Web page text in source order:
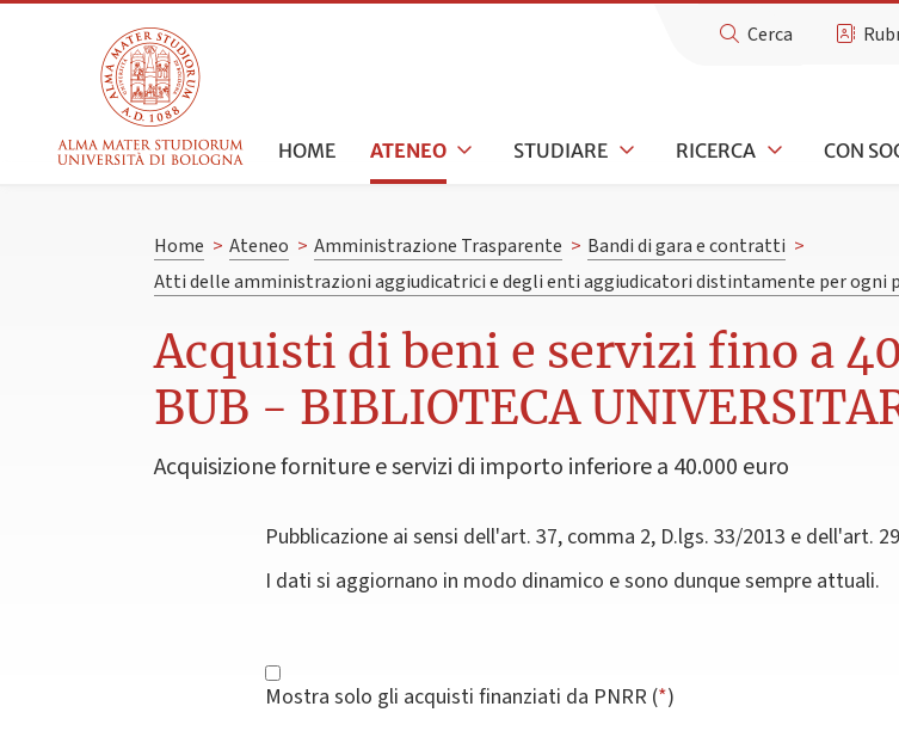
Cerca
HOME ATENEO STUDIARE RICERCA CON
Home > Ateneo > Amministrazione Trasparente > Bandi di gara e contratti >
Atti delle amministrazioni aggiudicatrici e degli enti aggiudicatori distintamente per ogni
Acquisti di beni e servizi fino a
BUB - BIBLIOTECA
Acquisizione forniture e servizi di importo inferiore a 40.000 euro
Pubblicazione ai sensi dell'art. 37, comma 2, D.lgs. 33/2013 e dell'art.
I dati si aggiornano in modo dinamico e sono dunque sempre attuali.
Mostra solo gli acquisti finanziati da PNRR (*)